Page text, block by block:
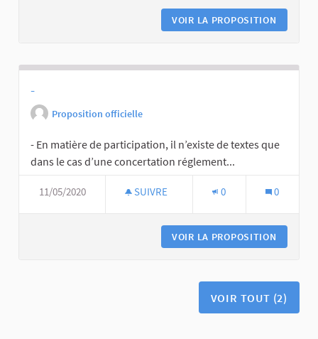
VOIR LA PROPOSITION
-
Proposition officielle
- En matière de participation, il n’existe de textes que
dans le cas d’une concertation réglement...
11/05/2020 SUIVRE 0 0
VOIR LA PROPOSITION
VOIR TOUT (2)